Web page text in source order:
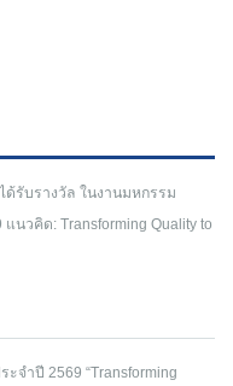
รับรางวัล ในงานมหกรรม
นวคิด: Transforming Quality to
จำปี 2569 “Transforming